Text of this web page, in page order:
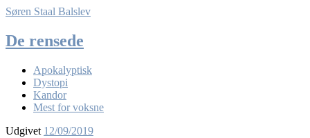
Søren Staal Balslev
De rensede
Apokalyptisk
Dystopi
Kandor
Mest for voksne
Udgivet 12/09/2019